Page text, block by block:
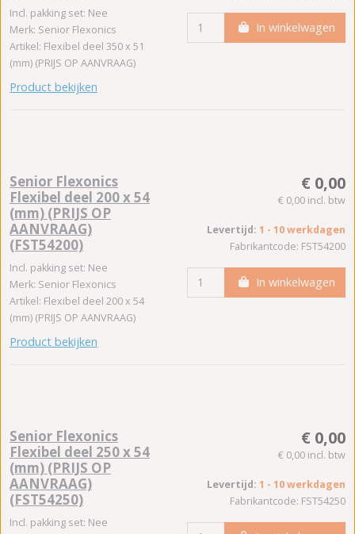
Incl. pakking set: Nee
Merk: Senior Flexonics
Artikel: Flexibel deel 350 x 51
(mm) (PRIJS OP AANVRAAG)
Product bekijken
In winkelwagen
Senior Flexonics
Flexibel deel 200 x 54
(mm) (PRIJS OP
AANVRAAG)
(FST54200)
Incl. pakking set: Nee
Merk: Senior Flexonics
Artikel: Flexibel deel 200 x 54
(mm) (PRIJS OP AANVRAAG)
Product bekijken
€ 0,00
€ 0,00 incl. btw
Levertijd: 1 - 10 werkdagen
Fabrikantcode: FST54200
In winkelwagen
Senior Flexonics
Flexibel deel 250 x 54
(mm) (PRIJS OP
AANVRAAG)
(FST54250)
Incl. pakking set: Nee
€ 0,00
€ 0,00 incl. btw
Levertijd: 1 - 10 werkdagen
Fabrikantcode: FST54250